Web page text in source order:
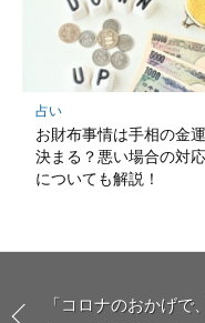
占い
お財布事情は手相の金
決まる？悪い場合の対
についても解説！
「コロナのおかげ